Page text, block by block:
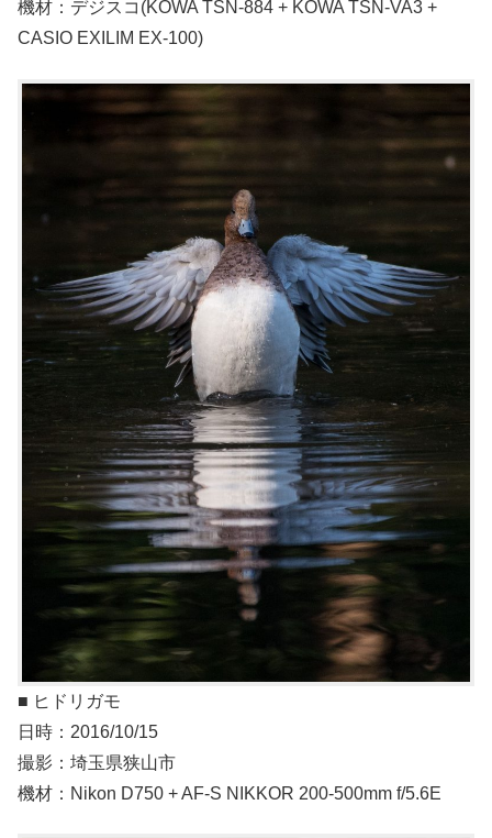
機材：デジスコ(KOWA TSN-884 + KOWA TSN-VA3 +
CASIO EXILIM EX-100)
■ ヒドリガモ
日時：2016/10/15
撮影：埼玉県狭山市
機材：Nikon D750 + AF-S NIKKOR 200-500mm f/5.6E